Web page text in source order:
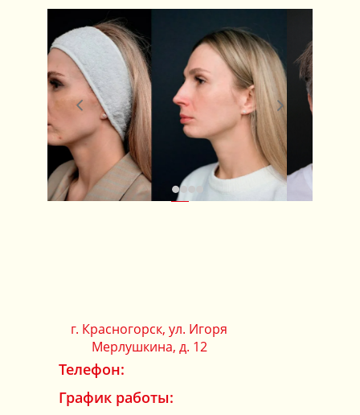
ЗАПИСАТЬСЯ НА КОНСУЛЬТАЦИЮ
г. Красногорск, ул. Игоря
Мерлушкина, д. 12
Телефон:
График работы: